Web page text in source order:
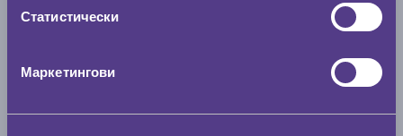
Статистически
Маркетингови